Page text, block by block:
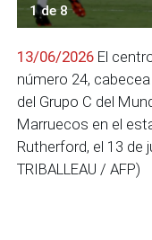
1 de 8
13/06/2026 El
número 24,
del Grupo C del
Marruecos en el
Rutherford, el 13 de
TRIBALLEAU / AFP)